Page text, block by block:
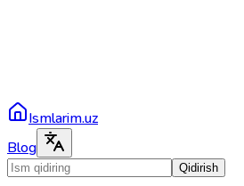
Ismlarim.uz
Blog
Qidirish